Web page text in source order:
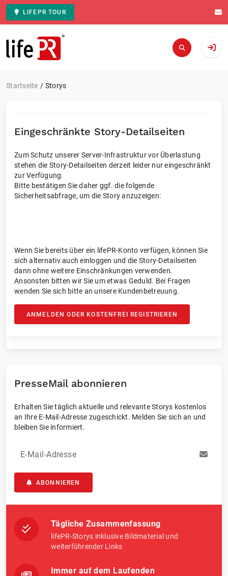
LIFEPR TOUR
Zur Startseite
Startseite Storys
Eingeschränkte Story-Detailseiten
Zum Schutz unserer Server-Infrastruktur vor Überlastung
stehen die Story-Detailseiten derzeit leider nur eingeschränkt
zur Verfügung.
Bitte bestätigen Sie daher ggf. die folgende
Sicherheitsabfrage, um die Story anzuzeigen:
Wenn Sie bereits über ein lifePR-Konto verfügen, können Sie
sich alternativ auch einloggen und die Story-Detailseiten
dann ohne weitere Einschränkungen verwenden.
Ansonsten bitten wir Sie um etwas Geduld. Bei Fragen
wenden Sie sich bitte an unsere Kundenbetreuung.
ANMELDEN ODER KOSTENFREI REGISTRIEREN
PresseMail abonnieren
Erhalten Sie täglich aktuelle und relevante Storys kostenlos
an Ihre E-Mail-Adresse zugeschickt. Melden Sie sich an und
bleiben Sie informiert.
E-Mail-Adresse
ABONNIEREN
Tägliche Zusammenfassung
lifePR-Storys inklusive Bildmaterial und
weiterführender Links
Immer auf dem Laufenden